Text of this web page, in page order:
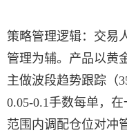
策略管理逻辑：交易
管理为辅。产品以黄
主做波段趋势跟踪（
0.05-0.1手数每单，
范围内调配仓位对冲